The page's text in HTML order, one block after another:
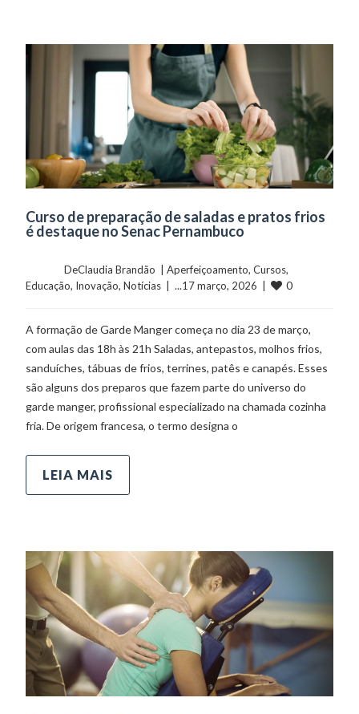
Curso de preparação de saladas e pratos frios
é destaque no Senac Pernambuco
	    	DeClaudia Brandão  |
Aperfeiçoamento, Cursos
Educação, Inovação, Notícias
  |  ...17 março, 2026  |
0
A formação de Garde Manger começa no dia 23 de março,
com aulas das 18h às 21h Saladas, antepastos, molhos frios,
sanduíches, tábuas de frios, terrines, patês e canapés. Esses
são alguns dos preparos que fazem parte do universo do
garde manger, profissional especializado na chamada cozinha
fria. De origem francesa, o termo designa o
LEIA MAIS